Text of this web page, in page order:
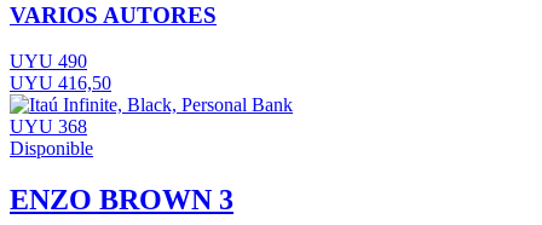
VARIOS AUTORES
UYU 490
UYU 416,50
UYU 368
Disponible
ENZO BROWN 3